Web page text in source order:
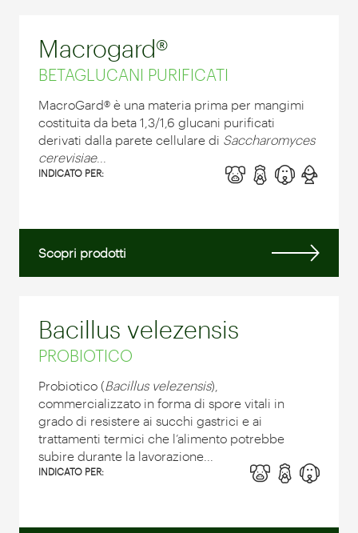
Macrogard®
BETAGLUCANI PURIFICATI
MacroGard® è una materia prima per mangimi
costituita da beta 1,3/1,6 glucani purificati
derivati dalla parete cellulare di Saccharomyces
cerevisiae...
INDICATO PER:
Scopri prodotti
Bacillus velezensis
PROBIOTICO
Probiotico (Bacillus velezensis),
commercializzato in forma di spore vitali in
grado di resistere ai succhi gastrici e ai
trattamenti termici che l’alimento potrebbe
subire durante la lavorazione...
INDICATO PER: